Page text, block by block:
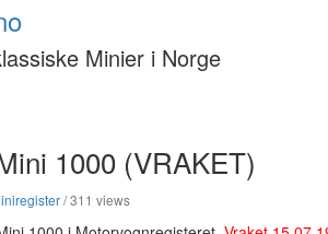
Minier i Norge
1000 (VRAKET)
/ 311 views